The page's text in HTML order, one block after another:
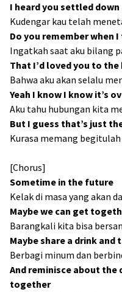
I heard you settled
Kudengar kau telah
Do you remember when
Ingatkah saat aku bilang
That I’d loved you to
Bahwa aku akan selalu
Yeah I know I know it’s
Aku tahu hubungan kita
But I guess that’s just
Kurasa memang begitulah
[Chorus]
Sometime in the future
Kelak di masa yang akan
Maybe we can get
Barangkali kita bisa
Maybe share a drink and
Berbagi minum dan
And reminisce about the
together